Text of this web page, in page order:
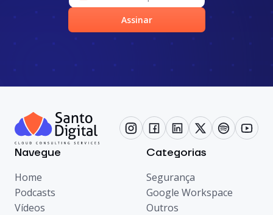
Assinar
Navegue
Home
Podcasts
Vídeos
Categorias
Segurança
Google Workspace
Outros